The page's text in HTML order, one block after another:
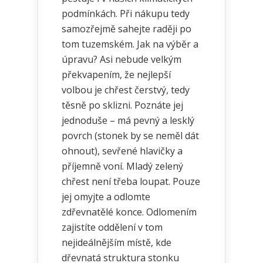
podmínkách. Při nákupu tedy
samozřejmě sahejte raději po
tom tuzemském. Jak na výběr a
úpravu? Asi nebude velkým
překvapením, že nejlepší
volbou je chřest čerstvý, tedy
těsně po sklizni. Poznáte jej
jednoduše – má pevný a lesklý
povrch (stonek by se neměl dát
ohnout), sevřené hlavičky a
příjemně voní. Mladý zelený
chřest není třeba loupat. Pouze
jej omyjte a odlomte
zdřevnatělé konce. Odlomením
zajistíte oddělení v tom
nejideálnějším místě, kde
dřevnatá struktura stonku